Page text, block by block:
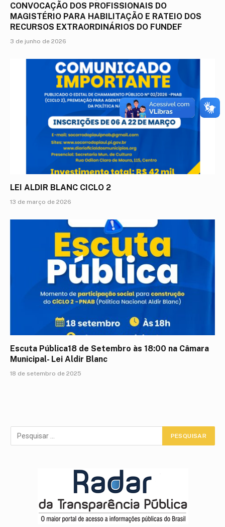
CONVOCAÇÃO DOS PROFISSIONAIS DO
MAGISTÉRIO PARA HABILITAÇÃO E RATEIO DOS
RECURSOS EXTRAORDINÁRIOS DO FUNDEF
3 de junho de 2026
LEI ALDIR BLANC CICLO 2
13 de março de 2026
Escuta Pública18 de Setembro às 18:00 na Câmara
Municipal- Lei Aldir Blanc
18 de setembro de 2025